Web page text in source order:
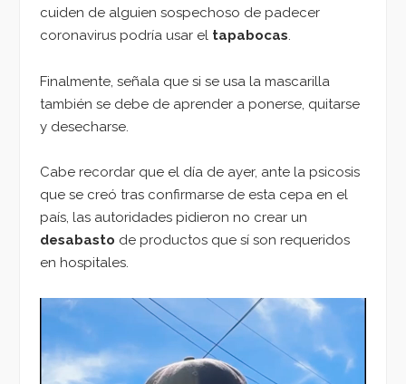
cuiden de alguien sospechoso de padecer
coronavirus podría usar el tapabocas.
Finalmente, señala que si se usa la mascarilla
también se debe de aprender a ponerse, quitarse
y desecharse.
Cabe recordar que el día de ayer, ante la psicosis
que se creó tras confirmarse de esta cepa en el
país, las autoridades pidieron no crear un
desabasto de productos que sí son requeridos
en hospitales.
Reproductor
vídeo